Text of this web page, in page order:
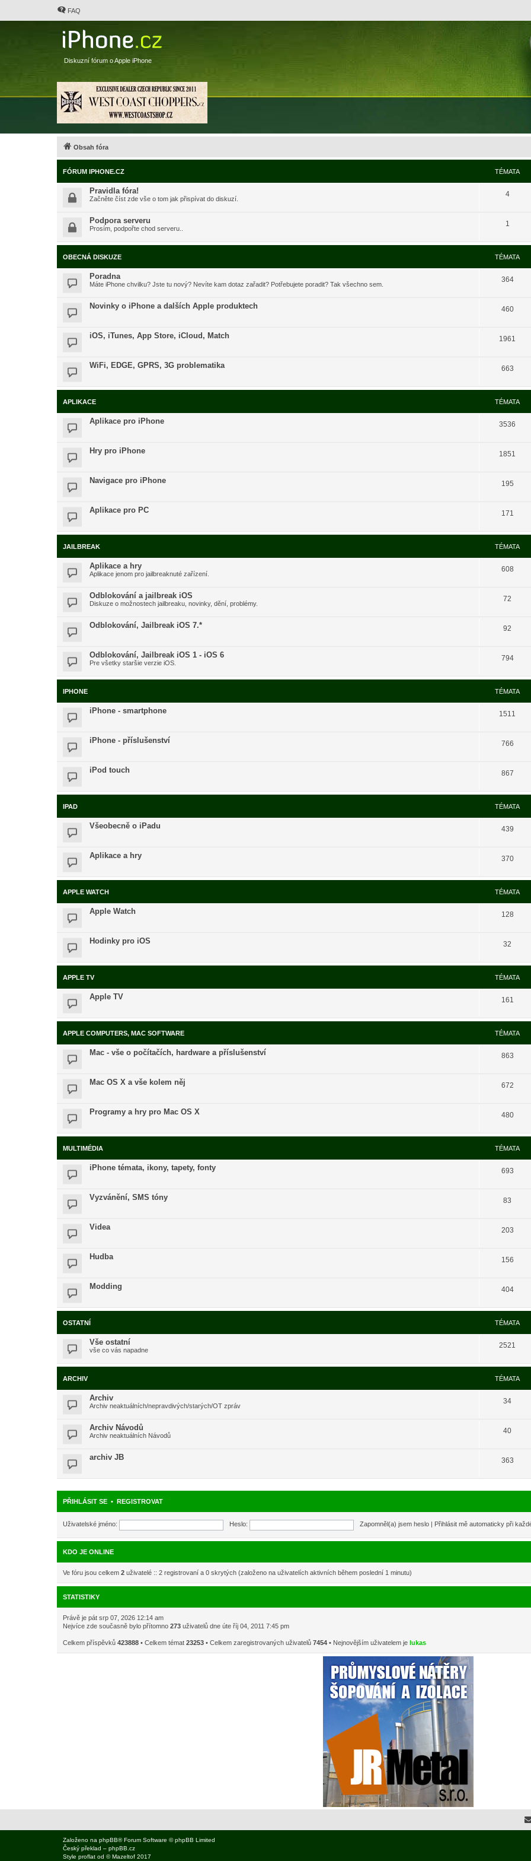
FAQ
Diskuzní fórum o Apple iPhone
Obsah fóra
FÓRUM IPHONE.CZ TÉMATA
Pravidla fóra!
Začněte číst zde vše o tom jak přispívat do diskuzí.
4
Podpora serveru
Prosím, podpořte chod serveru..
1
OBECNÁ DISKUZE TÉMATA
Poradna
Máte iPhone chvilku? Jste tu nový? Nevíte kam dotaz zařadit? Potřebujete poradit? Tak všechno sem.
364
Novinky o iPhone a dalších Apple produktech 460
iOS, iTunes, App Store, iCloud, Match 1961
WiFi, EDGE, GPRS, 3G problematika 663
APLIKACE TÉMATA
Aplikace pro iPhone 3536
Hry pro iPhone 1851
Navigace pro iPhone 195
Aplikace pro PC 171
JAILBREAK TÉMATA
Aplikace a hry
Aplikace jenom pro jailbreaknuté zařízení.
608
Odblokování a jailbreak iOS
Diskuze o možnostech jailbreaku, novinky, dění, problémy.
72
Odblokování, Jailbreak iOS 7.* 92
Odblokování, Jailbreak iOS 1 - iOS 6
Pre všetky staršie verzie iOS.
794
IPHONE TÉMATA
iPhone - smartphone 1511
iPhone - příslušenství 766
iPod touch 867
IPAD TÉMATA
Všeobecně o iPadu 439
Aplikace a hry 370
APPLE WATCH TÉMATA
Apple Watch 128
Hodinky pro iOS 32
APPLE TV TÉMATA
Apple TV 161
APPLE COMPUTERS, MAC SOFTWARE TÉMATA
Mac - vše o počítačích, hardware a příslušenství 863
Mac OS X a vše kolem něj 672
Programy a hry pro Mac OS X 480
MULTIMÉDIA TÉMATA
iPhone témata, ikony, tapety, fonty 693
Vyzvánění, SMS tóny 83
Videa 203
Hudba 156
Modding 404
OSTATNÍ TÉMATA
Vše ostatní
vše co vás napadne
2521
ARCHIV TÉMATA
Archiv
Archiv neaktuálních/nepravdivých/starých/OT zpráv
34
Archiv Návodů
Archiv neaktuálních Návodů
40
archiv JB 363
PŘIHLÁSIT SE • REGISTROVAT
Uživatelské jméno: Heslo: Zapomněl(a) jsem heslo Přihlásit mě automaticky při
KDO JE ONLINE
Ve fóru jsou celkem 2 uživatelé :: 2 registrovaní a 0 skrytých (založeno na uživatelích aktivních během poslední 1 minutu)
STATISTIKY
Právě je pát srp 07, 2026 12:14 am
Nejvíce zde současně bylo přítomno 273 uživatelů dne úte říj 04, 2011 7:45 pm
Celkem příspěvků 423888 • Celkem témat 23253 • Celkem zaregistrovaných uživatelů 7454 • Nejnovějším uživatelem je lukas
Založeno na phpBB® Forum Software © phpBB Limited
Český překlad – phpBB.cz
Style proflat od ©Mazeltof 2017